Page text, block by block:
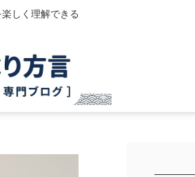
しく理解できる